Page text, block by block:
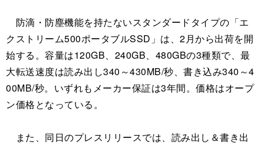
防滴・防塵機能を持たないスタンダードタイプの「エ
クストリーム500ポータブルSSD」は、2月から出荷を開
始する。容量は120GB、240GB、480GBの3種類で、最
大転送速度は読み出し340～430MB/秒、書き込み340～4
00MB/秒。いずれもメーカー保証は3年間。価格はオープ
ン価格となっている。
また、同日のプレスリリースでは、読み出し＆書き出